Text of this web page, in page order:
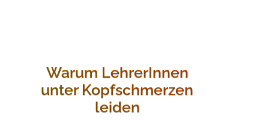
Warum LehrerInnen
unter Kopfschmerzen
leiden